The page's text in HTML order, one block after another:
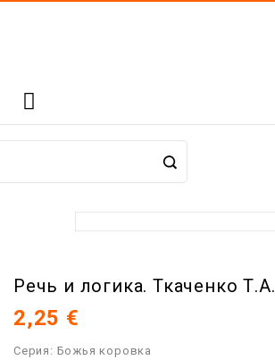

Речь и логика. Ткаченко Т.А.
2,25 €
Серия: Божья коровка